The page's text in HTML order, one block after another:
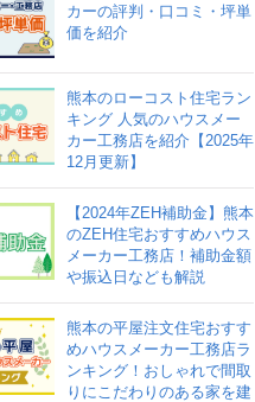
カーの評判・口コミ・坪単
価を紹介
熊本のローコスト住宅ラン
キング 人気のハウスメー
カー工務店を紹介【2025年
12月更新】
【2024年ZEH補助金】熊本
のZEH住宅おすすめハウス
メーカー工務店！補助金額
や振込日なども解説
熊本の平屋注文住宅おすす
めハウスメーカー工務店ラ
ンキング！おしゃれで間取
りにこだわりのある家を建